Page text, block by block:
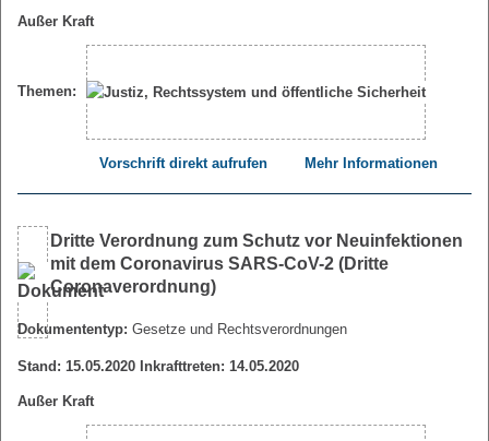
Außer Kraft
Themen:
Vorschrift direkt aufrufen Mehr Informationen
Dritte Verordnung zum Schutz vor Neuinfektionen
mit dem Coronavirus SARS-CoV-2 (Dritte
Coronaverordnung)
Dokumententyp: Gesetze und Rechtsverordnungen
Stand: 15.05.2020 Inkrafttreten: 14.05.2020
Außer Kraft